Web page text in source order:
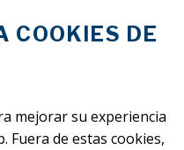
COOKIES DE
mejorar su experiencia
Fuera de estas cookies,